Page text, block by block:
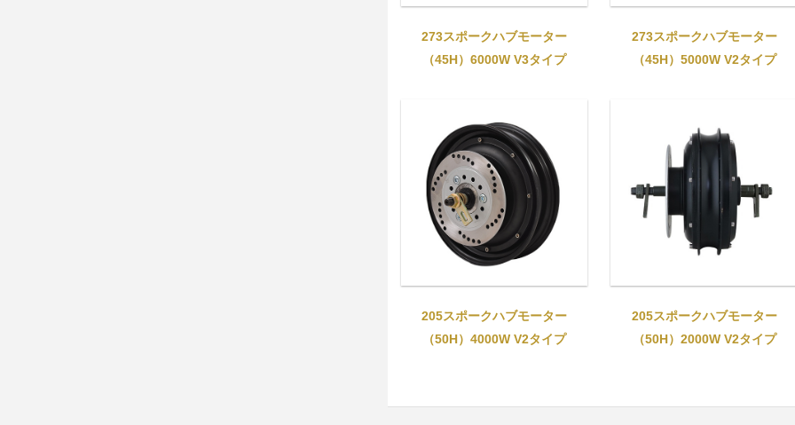
273スポークハブモーター
（45H）6000W V3タイプ
273スポークハブモーター
（45H）5000W V2タイプ
205スポークハブモーター
（50H）4000W V2タイプ
205スポークハブモーター
（50H）2000W V2タイプ